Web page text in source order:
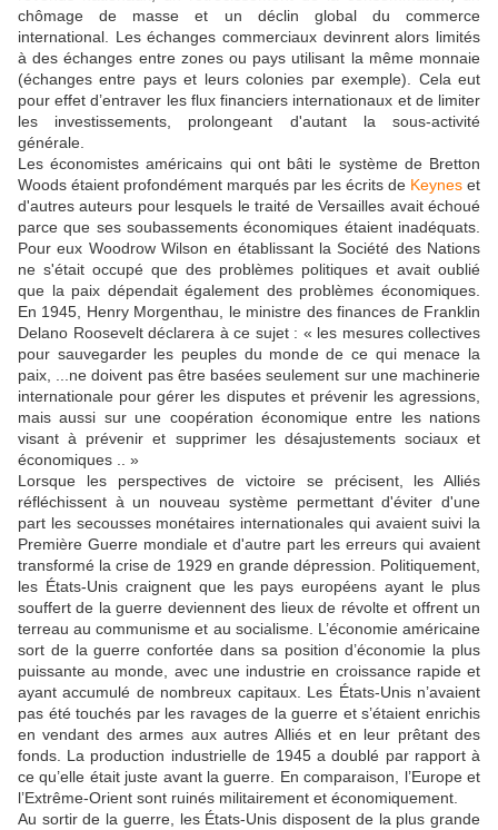
chômage de masse et un déclin global du commerce
international. Les échanges commerciaux devinrent alors limités
à des échanges entre zones ou pays utilisant la même monnaie
(échanges entre pays et leurs colonies par exemple). Cela eut
pour effet d’entraver les flux financiers internationaux et de limiter
les investissements, prolongeant d'autant la sous-activité
générale.
Les économistes américains qui ont bâti le système de Bretton
Woods étaient profondément marqués par les écrits de Keynes et
d'autres auteurs pour lesquels le traité de Versailles avait échoué
parce que ses soubassements économiques étaient inadéquats.
Pour eux Woodrow Wilson en établissant la Société des Nations
ne s'était occupé que des problèmes politiques et avait oublié
que la paix dépendait également des problèmes économiques.
En 1945, Henry Morgenthau, le ministre des finances de Franklin
Delano Roosevelt déclarera à ce sujet : « les mesures collectives
pour sauvegarder les peuples du monde de ce qui menace la
paix, ...ne doivent pas être basées seulement sur une machinerie
internationale pour gérer les disputes et prévenir les agressions,
mais aussi sur une coopération économique entre les nations
visant à prévenir et supprimer les désajustements sociaux et
économiques .. »
Lorsque les perspectives de victoire se précisent, les Alliés
réfléchissent à un nouveau système permettant d'éviter d'une
part les secousses monétaires internationales qui avaient suivi la
Première Guerre mondiale et d'autre part les erreurs qui avaient
transformé la crise de 1929 en grande dépression. Politiquement,
les États-Unis craignent que les pays européens ayant le plus
souffert de la guerre deviennent des lieux de révolte et offrent un
terreau au communisme et au socialisme. L’économie américaine
sort de la guerre confortée dans sa position d’économie la plus
puissante au monde, avec une industrie en croissance rapide et
ayant accumulé de nombreux capitaux. Les États-Unis n’avaient
pas été touchés par les ravages de la guerre et s’étaient enrichis
en vendant des armes aux autres Alliés et en leur prêtant des
fonds. La production industrielle de 1945 a doublé par rapport à
ce qu’elle était juste avant la guerre. En comparaison, l’Europe et
l’Extrême-Orient sont ruinés militairement et économiquement.
Au sortir de la guerre, les États-Unis disposent de la plus grande